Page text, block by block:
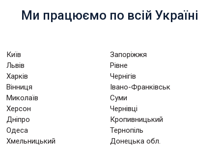
Ми працюємо по всій Україні
Київ
Запоріжжя
Львів
Рівне
Харків
Чернігів
Вінниця
Івано-Франківськ
Миколаїв
Суми
Херсон
Чернівці
Дніпро
Кропивницький
Одеса
Тернопіль
Хмельницький
Донецька обл.